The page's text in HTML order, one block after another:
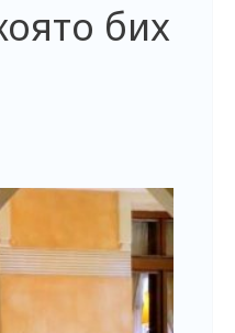
бих